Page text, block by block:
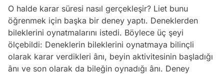
O halde karar süresi nasıl gerçekleşir? Liet bunu
öğrenmek için başka bir deney yaptı. Deneklerden
bileklerini oynatmalarını istedi. Böylece üç şeyi
ölçebildi: Deneklerin bileklerini oynatmaya bilinçli
olarak karar verdikleri ânı, beyin aktivitesinin başladığı
ânı ve son olarak da bileğin oynadığı ânı. Deney